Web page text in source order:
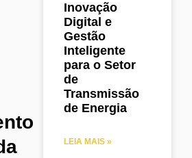
Inovação
Digital e
Gestão
Inteligente
para o Setor
de
Transmissão
de Energia
LEIA MAIS »